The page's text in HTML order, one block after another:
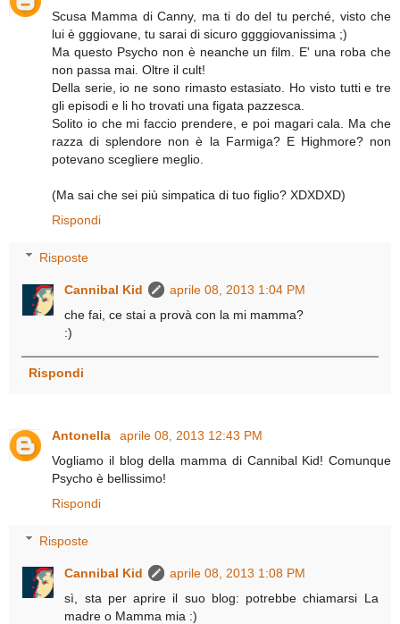
Scusa Mamma di Canny, ma ti do del tu perché, visto che
lui è gggiovane, tu sarai di sicuro ggggiovanissima ;)
Ma questo Psycho non è neanche un film. E' una roba che
non passa mai. Oltre il cult!
Della serie, io ne sono rimasto estasiato. Ho visto tutti e tre
gli episodi e li ho trovati una figata pazzesca.
Solito io che mi faccio prendere, e poi magari cala. Ma che
razza di splendore non è la Farmiga? E Highmore? non
potevano scegliere meglio.
(Ma sai che sei più simpatica di tuo figlio? XDXDXD)
Rispondi
Risposte
Cannibal Kid
aprile 08, 2013 1:04 PM
che fai, ce stai a provà con la mi mamma?
:)
Rispondi
Antonella
aprile 08, 2013 12:43 PM
Vogliamo il blog della mamma di Cannibal Kid! Comunque
Psycho è bellissimo!
Rispondi
Risposte
Cannibal Kid
aprile 08, 2013 1:08 PM
sì, sta per aprire il suo blog: potrebbe chiamarsi La
madre o Mamma mia :)